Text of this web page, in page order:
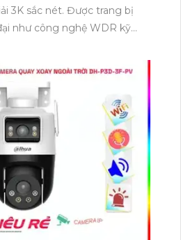
3K sắc nét. Được trang bị
như công nghệ WDR kỹ
trong mọi điều kiện ánh